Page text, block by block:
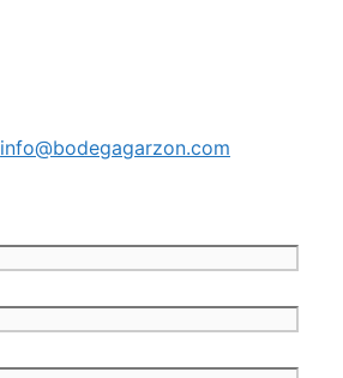
info@bodegagarzon.com